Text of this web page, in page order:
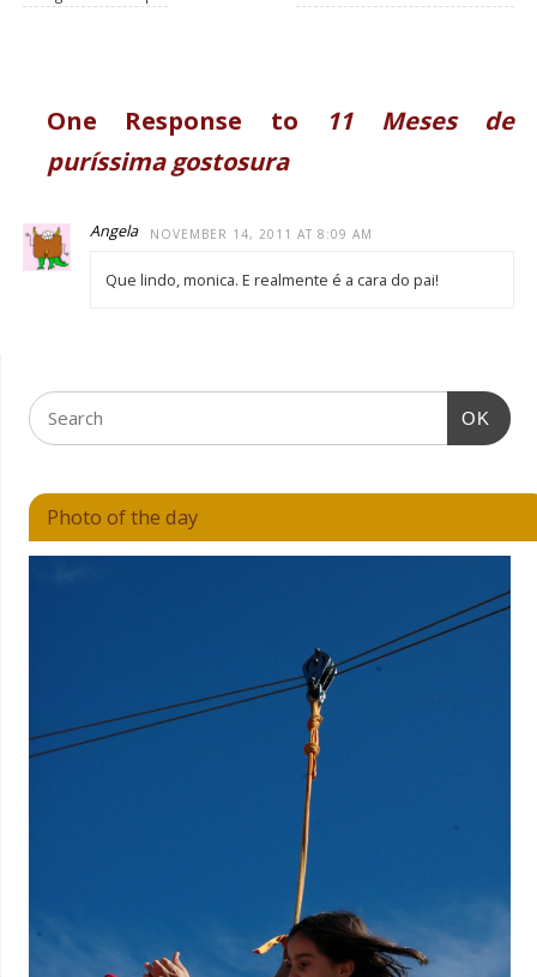
One Response to
11 Meses de
puríssima gostosura
Angela NOVEMBER 14, 2011 AT 8:09 AM
Que lindo, monica. E realmente é a cara do pai!
OK
Photo of the day